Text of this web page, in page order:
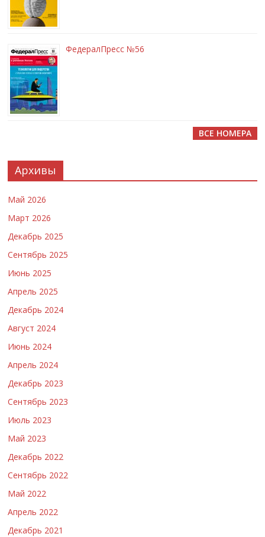
ФедералПресс №56
ВСЕ НОМЕРА
Архивы
Май 2026
Март 2026
Декабрь 2025
Сентябрь 2025
Июнь 2025
Апрель 2025
Декабрь 2024
Август 2024
Июнь 2024
Апрель 2024
Декабрь 2023
Сентябрь 2023
Июль 2023
Май 2023
Декабрь 2022
Сентябрь 2022
Май 2022
Апрель 2022
Декабрь 2021